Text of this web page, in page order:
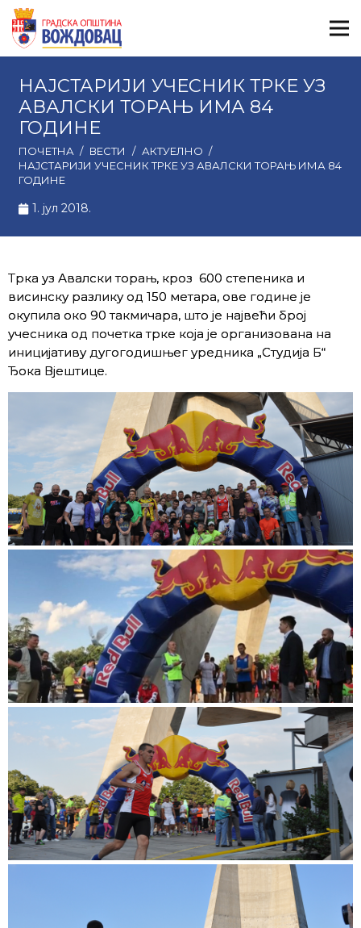
НАЈСТАРИЈИ УЧЕСНИК ТРКЕ УЗ
АВАЛСКИ ТОРАЊ ИМА 84
ГОДИНЕ
ПОЧЕТНА / ВЕСТИ / АКТУЕЛНО /
НАЈСТАРИЈИ УЧЕСНИК ТРКЕ УЗ АВАЛСКИ ТОРАЊ ИМА 84
ГОДИНЕ
1. јул 2018.
Трка уз Авалски торањ, кроз 600 степеника и
висинску разлику од 150 метара, ове године је
окупила око 90 такмичара, што је највећи број
учесника од почетка трке која је организована на
иницијативу дугогодишњег уредника „Студија Б“
Ђока Вјештице.